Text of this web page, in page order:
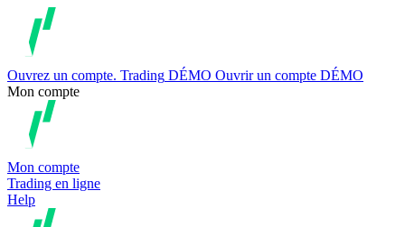
Ouvrez un compte. Trading DÉMO Ouvrir un compte DÉMO
Mon compte
Mon compte
Trading en ligne
Help